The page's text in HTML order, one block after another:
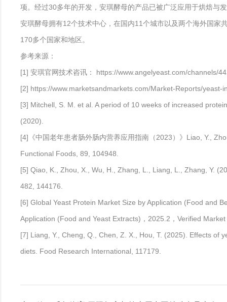
项。经过30多年的开发，安琪酵母的产品已被广泛应用于烘焙与
安琪酵母拥有12个技术中心，在国内11个城市以及两个海外国
170多个国家和地区。
参考来源：
[1] 安琪官网技术咨讯： https://www.angelyeast.com/channels/
[2] https://www.marketsandmarkets.com/Market-Reports/yeast-
[3] Mitchell, S. M. et al. A period of 10 weeks of increased
(2020).
[4]《中国老年患者肠外肠内营养应用指南（2023）》Liao, Y.,
Functional Foods, 89, 104948.
[5] Qiao, K., Zhou, X., Wu, H., Zhang, L., Liang, L., Zhang, Y.
482, 144176.
[6] Global Yeast Protein Market Size by Application (Food and
Application (Food and Yeast Extracts)，2025.2，Verified
[7] Liang, Y., Cheng, Q., Chen, Z. X., Hou, T. (2025). Effects
diets. Food Research International, 117179.